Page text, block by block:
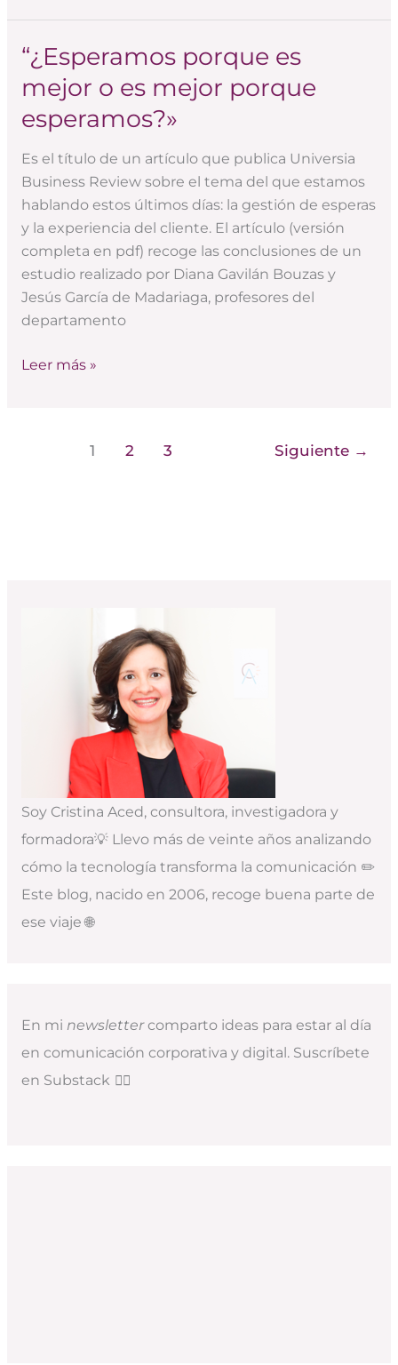
“¿Esperamos porque es
mejor o es mejor porque
esperamos?»
Es el título de un artículo que publica Universia
Business Review sobre el tema del que estamos
hablando estos últimos días: la gestión de esperas
y la experiencia del cliente. El artículo (versión
completa en pdf) recoge las conclusiones de un
estudio realizado por Diana Gavilán Bouzas y
Jesús García de Madariaga, profesores del
departamento
“¿Esperamos
porque
es
mejor
es
mejor
porque
esperamos?»
Leer más »
1 2 3 Siguiente →
Soy Cristina Aced, consultora, investigadora y
formadora💡 Llevo más de veinte años analizando
cómo la tecnología transforma la comunicación ✏️
Este blog, nacido en 2006, recoge buena parte de
ese viaje 🌐
En mi newslettercomparto ideas para estar al día
en comunicación corporativa y digital. Suscríbete
en Substack 👇🏻